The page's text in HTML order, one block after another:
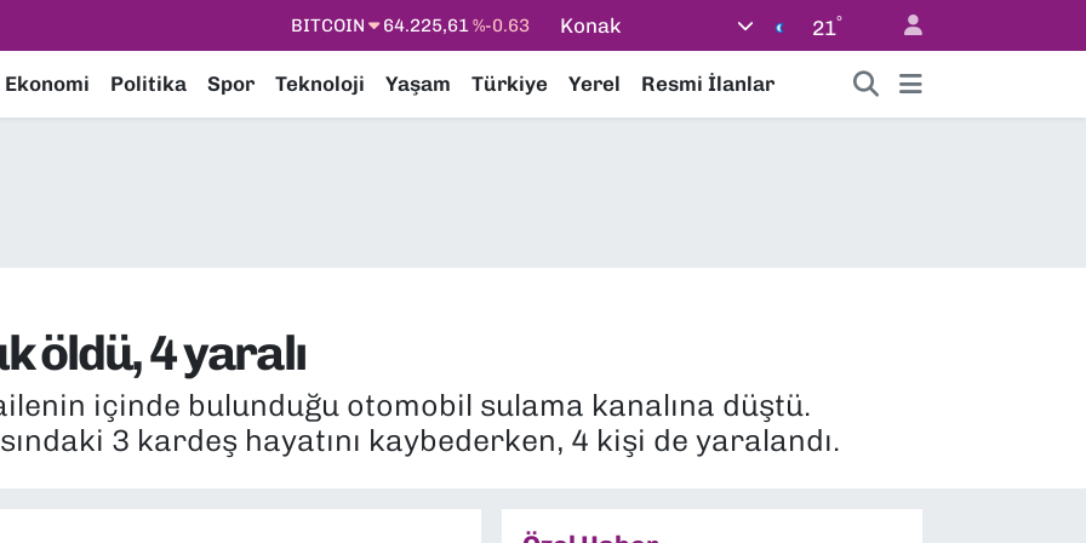
DOLAR 47,6704 %0
STERLİN 64,2143%0
Konak 21°
Ekonomi Politika Spor Teknoloji Yaşam Türkiye Yerel Resmi İlanlar
öldü, 4 yaralı
içinde bulunduğu otomobil sulama kanalına düştü.
3 kardeş hayatını kaybederken, 4 kişi de yaralandı.